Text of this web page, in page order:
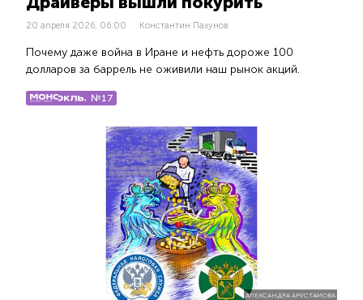
20 апреля 2026, 06:00 Константин Пахунов
Почему даже война в Иране и нефть дороже 100
долларов за баррель не оживили наш рынок акций.
№17
АЛЕКСАНДРА АРУСТАМОВА